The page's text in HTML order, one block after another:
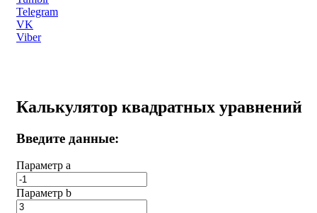
Telegram
VK
Viber
Калькулятор квадратных уравнений
Введите данные:
Параметр a
Параметр b